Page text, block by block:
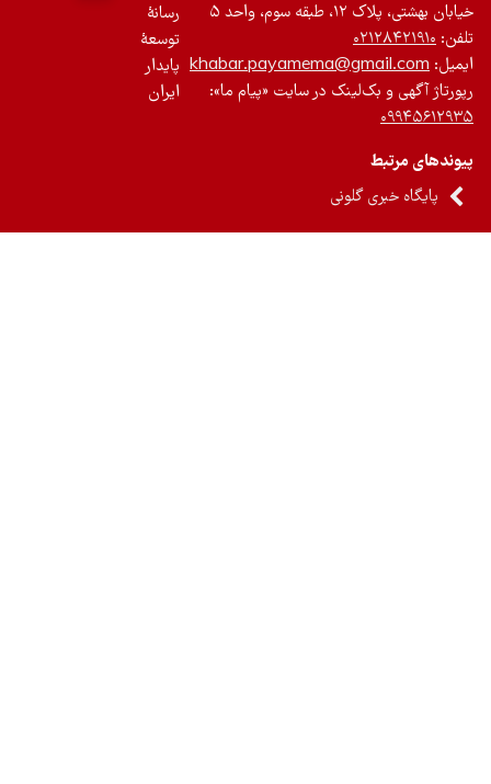
بهشتی، پلاک ۱۲، طبقه سوم، واحد ۵
۰۲۱۲۸۴۲۱۹۱۰
khabar.payamema@gmail.com
آگهی و بک‌لینک در سایت «پیام ما»:
مرتبط
پایگاه خبری گلونی
رسانۀ
توسعۀ
پایدار
ایران